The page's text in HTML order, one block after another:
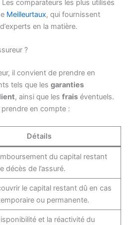
comparateurs les plus utilisés
Meilleurtaux, qui fournissent
en la matière.
?
il convient de prendre en
tels que les garanties
, ainsi que les frais éventuels.
en compte :
Détails
du capital restant
décès de l’assuré.
le capital restant dû en cas
ou permanente.
et la réactivité du